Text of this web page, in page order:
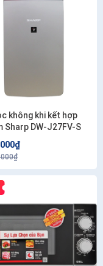
không khi kết hợp
Sharp DW-J27FV-S